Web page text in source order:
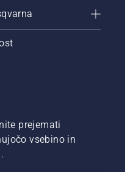
prejemati
vsebino in